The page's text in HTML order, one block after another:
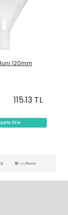
Ekle
120mm
115.13 TL